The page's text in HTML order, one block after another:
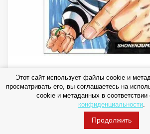
Этот сайт использует файлы cookie и
просматривать его, вы соглашаетесь на
cookie и метаданных в соответствии
конфиденциальности.
Продолжить
R542 One-Punch Man: Volume 6,
Артикул:R542/D25/2